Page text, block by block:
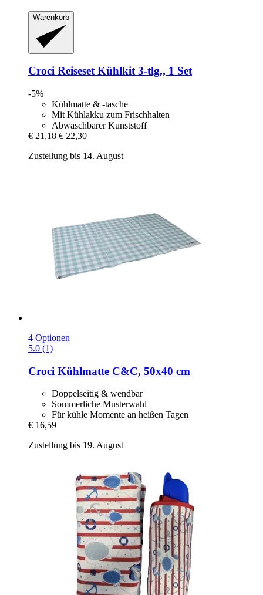
Warenkorb
Croci Reiseset Kühlkit 3-​tlg., 1 Set
-5%
Kühlmatte & -tasche
Mit Kühlakku zum Frischhalten
Abwaschbarer Kunststoff
€ 21,18 € 22,30
Zustellung bis 14. August
4 Optionen
5.0 (1)
Croci Kühlmatte C&C, 50x40 cm
Doppelseitig & wendbar
Sommerliche Musterwahl
Für kühle Momente an heißen Tagen
€ 16,59
Zustellung bis 19. August